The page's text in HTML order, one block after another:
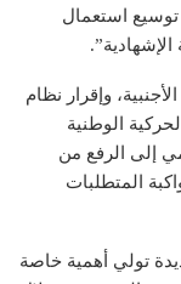
توسيع استعمال
وإقرار نظام
الوطنية
إلى الرفع من
المتطلبات
تولي أهمية خاصة